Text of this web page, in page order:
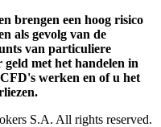
brengen een hoog risico
als gevolg van de
van particuliere
geld met het handelen in
werken en of u het
S.A. All rights reserved.